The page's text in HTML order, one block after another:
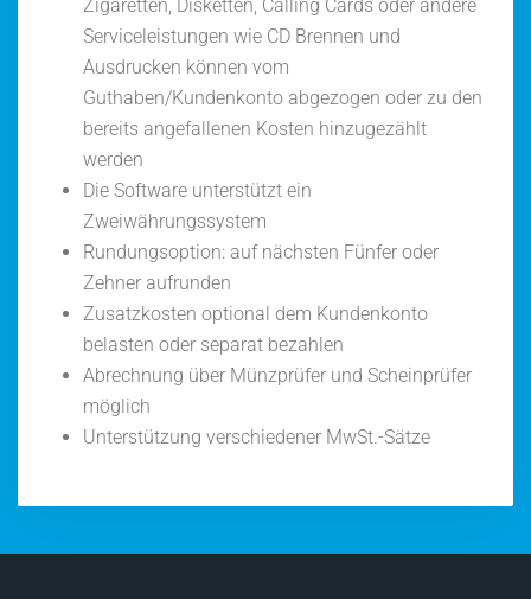
Zigaretten, Disketten, Calling Cards oder andere
Serviceleistungen wie CD Brennen und
Ausdrucken können vom
Guthaben/Kundenkonto abgezogen oder zu den
bereits angefallenen Kosten hinzugezählt
werden
Die Software unterstützt ein
Zweiwährungssystem
Rundungsoption: auf nächsten Fünfer oder
Zehner aufrunden
Zusatzkosten optional dem Kundenkonto
belasten oder separat bezahlen
Abrechnung über Münzprüfer und Scheinprüfer
möglich
Unterstützung verschiedener MwSt.-Sätze